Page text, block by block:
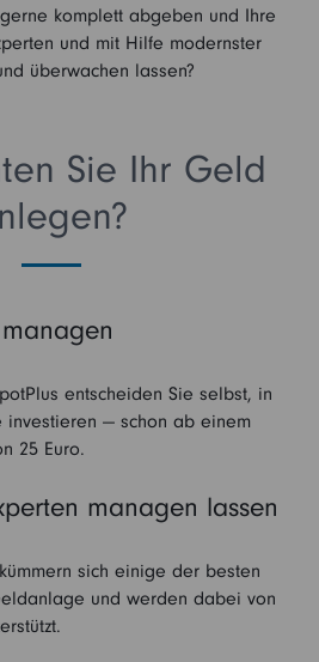
komplett abgeben und Ihre
und mit Hilfe modernster
überwachen lassen?
Sie Ihr Geld
entscheiden Sie selbst, in
investieren — schon ab einem
25 Euro.
managen lassen
sich einige der besten
und werden dabei von